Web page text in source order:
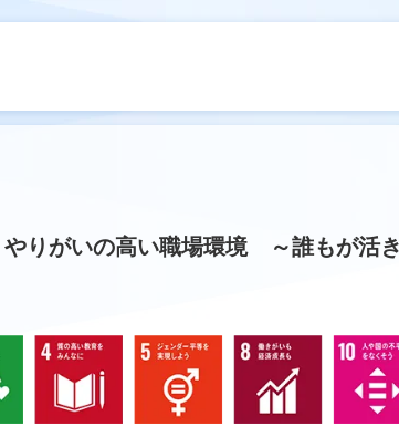
やりがいの高い職場環境 ～誰もが活